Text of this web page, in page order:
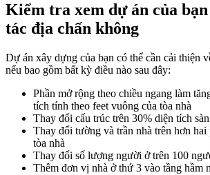
Kiểm tra xem dự án của bạn
tác địa chấn không
Dự án xây dựng của bạn có thể cần cải thiện
nếu bao gồm bất kỳ điều nào sau đây:
Phần mở rộng theo chiều ngang làm
tích tính theo feet vuông của tòa nhà
Thay đổi cấu trúc trên 30% diện tích
Thay đổi tường và trần nhà trên hơn hai
tòa nhà
Thay đổi số lượng người ở trên 100
Thêm đơn vị nhà ở thứ 3 vào tầng hầm